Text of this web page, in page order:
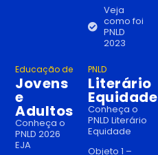
Veja
como foi
PNLD
2023
Educação de
Jovens
e
Adultos
Conheça o
PNLD 2026
EJA
PNLD
Literário
Equidade
Conheça o
PNLD Literário
Equidade
Objeto 1 –